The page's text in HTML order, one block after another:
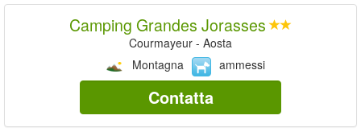
Camping Grandes Jorasses
Courmayeur - Aosta
Montagna
ammessi
Contatta